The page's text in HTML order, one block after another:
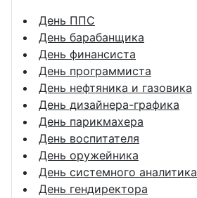
День ППС
День барабанщика
День финансиста
День программиста
День нефтяника и газовика
День дизайнера-графика
День парикмахера
День воспитателя
День оружейника
День системного аналитика
День гендиректора